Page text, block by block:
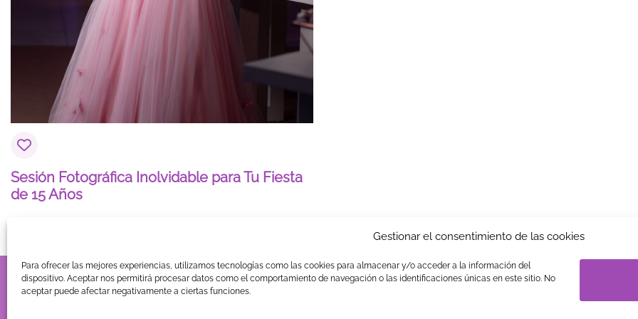
Gestionar el consentimiento de las cookies
Para ofrecer las mejores experiencias, utilizamos tecnologías como las cookies para almacenar y/o acceder a la información del
dispositivo. Aceptar nos permitirá procesar datos como el comportamiento de navegación o las identificaciones únicas en este sitio. No
aceptar puede afectar negativamente a ciertas funciones.
Sesión Fotográfica Inolvidable para Tu Fiesta
de 15 Años
TIENDA BLOG GUÍA DE COMPRA CONTACTO COOKIES LEGAL PRIVACIDAD TRABAJA CON NOSOTROS